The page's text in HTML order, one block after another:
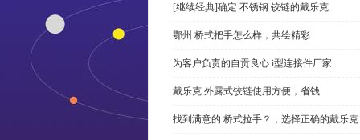
[继续经典]确定 不锈钢 铰链的戴乐克
鄂州 桥式把手怎么样，共绘精彩
为客户负责的自贡良心 i型连接件厂家
戴乐克 外露式铰链使用方便，省钱
找到满意的 桥式拉手？，选择正确的戴乐克